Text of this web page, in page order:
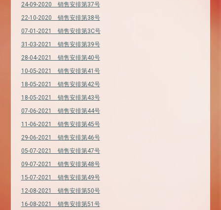
24-09-2020 销售安排第37号
22-10-2020 销售安排第38号
07-01-2021 销售安排第3C号
31-03-2021 销售安排第39号
28-04-2021 销售安排第40号
10-05-2021 销售安排第41号
18-05-2021 销售安排第42号
18-05-2021 销售安排第43号
07-06-2021 销售安排第44号
11-06-2021 销售安排第45号
29-06-2021 销售安排第46号
05-07-2021 销售安排第47号
09-07-2021 销售安排第48号
15-07-2021 销售安排第49号
12-08-2021 销售安排第50号
16-08-2021 销售安排第51号